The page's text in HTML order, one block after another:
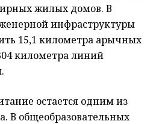
жилых домов. В
инфраструктуры
15,1 километра арычных
километра линий
остается одним из
В общеобразовательных